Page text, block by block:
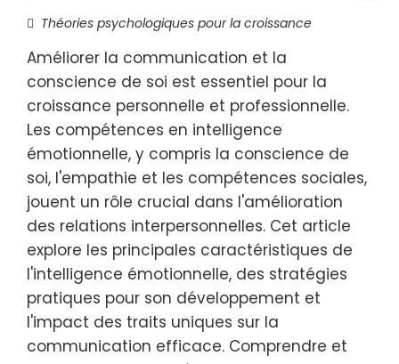
Théories psychologiques pour la croissance
Améliorer la communication et la
conscience de soi est essentiel pour la
croissance personnelle et professionnelle.
Les compétences en intelligence
émotionnelle, y compris la conscience de
soi, l'empathie et les compétences sociales,
jouent un rôle crucial dans l'amélioration
des relations interpersonnelles. Cet article
explore les principales caractéristiques de
l'intelligence émotionnelle, des stratégies
pratiques pour son développement et
l'impact des traits uniques sur la
communication efficace. Comprendre et